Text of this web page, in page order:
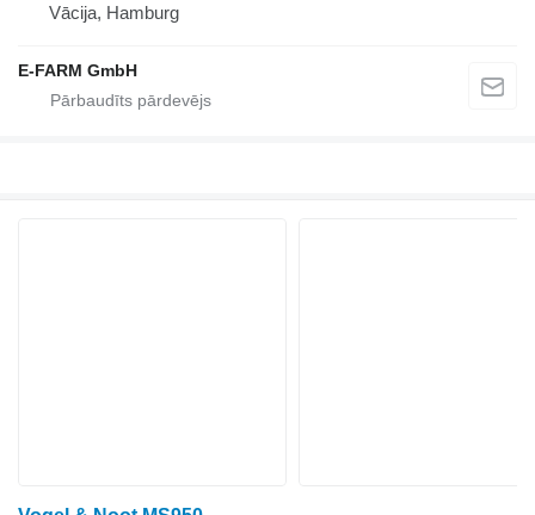
Vācija, Hamburg
E-FARM GmbH